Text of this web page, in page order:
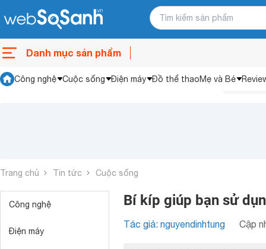
Danh mục sản phẩm
Công nghệ Cuộc sống Điện máy Đồ thể thaoMẹ và Bé
Trang chủ Tin tức Cuộc sống
Công nghệ
Điện máy
Bí kíp giúp bạn sử
Tác giả: nguyendinhtung Cập